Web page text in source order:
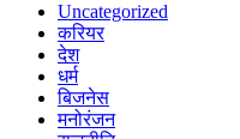
Uncategorized
करियर
देश
धर्म
बिजनेस
मनोरंजन